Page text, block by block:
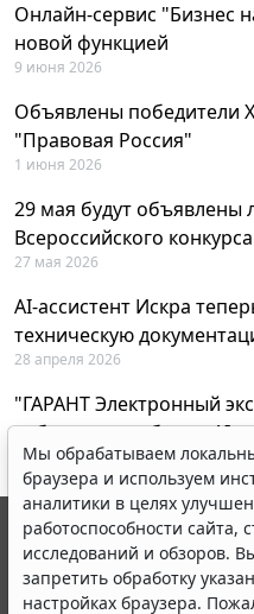
Онлайн-сервис "Бизнес
новой функцией
9 июня 2026
Объявлены победители
"Правовая Россия"
1 июня 2026
29 мая будут объявлены
Всероссийского
27 мая 2026
AI-ассистент Искра
техническую
28 апреля 2026
"ГАРАНТ Электронный
вебинар по работе с AI-
23 апреля 2026
Мы обрабатываем
браузера и используем
аналитики в целях
работоспособности сайта,
исследований и обзоров.
запретить обработку
настройках браузера.
© ООО "НПП "ГАРАНТ-
выпускается с 1990 года.
являются участниками